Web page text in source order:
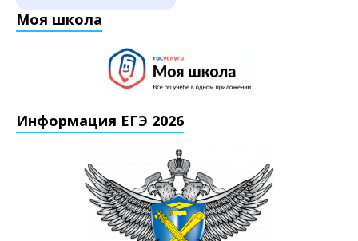
Моя школа
Информация ЕГЭ 2026